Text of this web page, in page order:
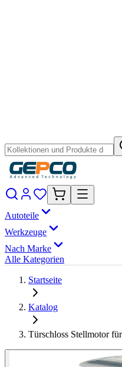
Autoteile
Werkzeuge
Nach Marke
Alle Kategorien
Startseite
Katalog
Türschloss Stellmotor